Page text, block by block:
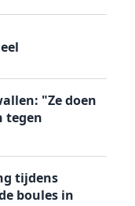
"Ze doen
tegen
tijdens
boules in